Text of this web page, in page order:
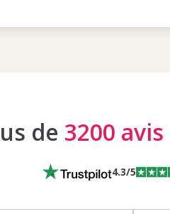
de 3200 avis
4.3/5